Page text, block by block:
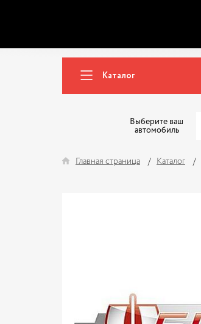
Каталог
Выберите ваш
автомобиль
Главная страница Каталог